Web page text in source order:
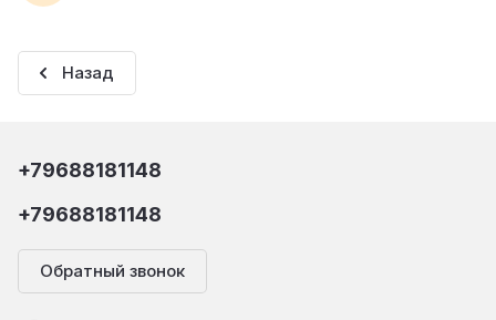
Назад
+79688181148
+79688181148
Обратный звонок